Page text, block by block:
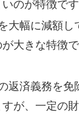
のが特徴です
大幅に減額
大きな特徴
返済義務を
が、一定の